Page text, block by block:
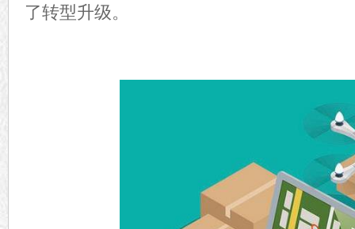
了转型升级。